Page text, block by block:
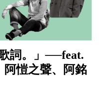
詞。」──feat.
阿愷之聲、阿銘